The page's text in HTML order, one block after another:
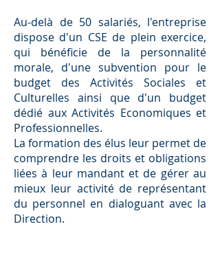
Au-delà de 50 salariés, l'entreprise
dispose d'un CSE de plein exercice,
qui bénéficie de la personnalité
morale, d'une subvention pour le
budget des Activités Sociales et
Culturelles ainsi que d'un budget
dédié aux Activités Economiques et
Professionnelles.
La formation des élus leur permet de
comprendre les droits et obligations
liées à leur mandant et de gérer au
mieux leur activité de représentant
du personnel en dialoguant avec la
Direction.